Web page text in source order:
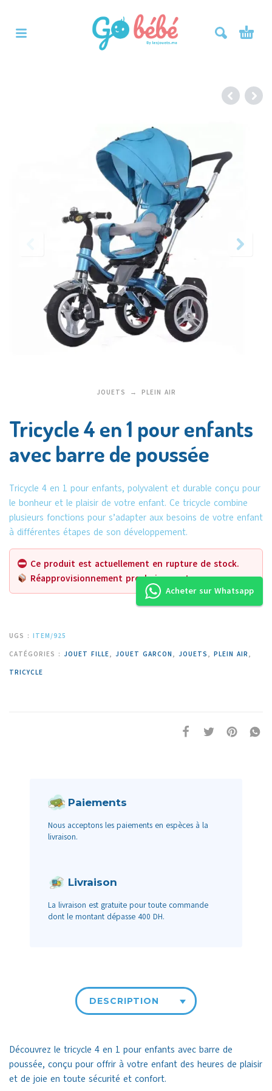
JOUETS PLEIN AIR
Tricycle 4 en 1 pour enfants
avec barre de poussée
Tricycle 4 en 1 pour enfants, polyvalent et durable conçu pour
le bonheur et le plaisir de votre enfant. Ce tricycle combine
plusieurs fonctions pour s’adapter aux besoins de votre enfant
à différentes étapes de son développement.
Ce produit est actuellement en rupture de stock.
Réapprovisionnement prochainement.
Acheter sur Whatsapp
UGS : ITEM/925
CATÉGORIES : JOUET FILLE, JOUET GARCON , JOUETS , PLEIN AIR ,
TRICYCLE
Paiements
Nous acceptons les paiements en espèces à la
livraison.
Livraison
La livraison est gratuite pour toute commande
dont le montant dépasse 400 DH.
DESCRIPTION
Découvrez le tricycle 4 en 1 pour enfants avec barre de
poussée, conçu pour offrir à votre enfant des heures de plaisir
et de joie en toute sécurité et confort.